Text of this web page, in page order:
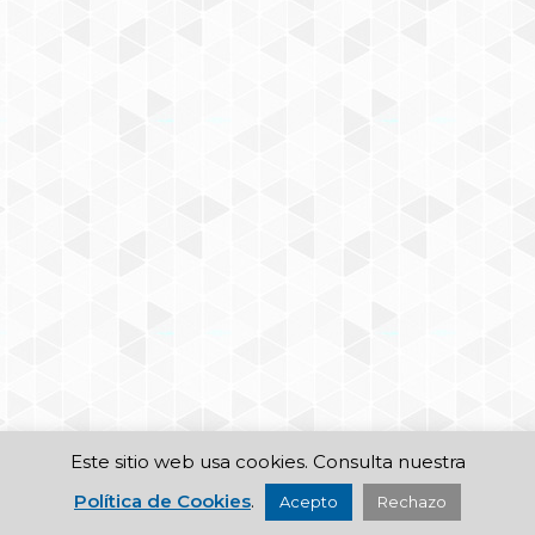
Este sitio web usa cookies. Consulta nuestra
Política de Cookies. Acepto Rechazo